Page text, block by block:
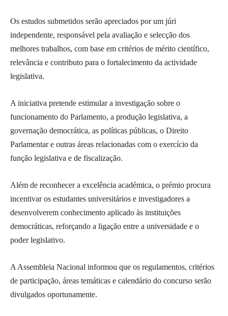
Os estudos submetidos serão apreciados por um júri
independente, responsável pela avaliação e selecção dos
melhores trabalhos, com base em critérios de mérito científico,
relevância e contributo para o fortalecimento da actividade
legislativa.
A iniciativa pretende estimular a investigação sobre o
funcionamento do Parlamento, a produção legislativa, a
governação democrática, as políticas públicas, o Direito
Parlamentar e outras áreas relacionadas com o exercício da
função legislativa e de fiscalização.
Além de reconhecer a excelência académica, o prémio procura
incentivar os estudantes universitários e investigadores a
desenvolverem conhecimento aplicado às instituições
democráticas, reforçando a ligação entre a universidade e o
poder legislativo.
A Assembleia Nacional informou que os regulamentos, critérios
de participação, áreas temáticas e calendário do concurso serão
divulgados oportunamente.